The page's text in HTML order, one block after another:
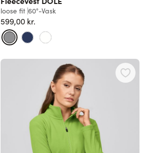
loose fit 60°-Vask
599,00 kr.